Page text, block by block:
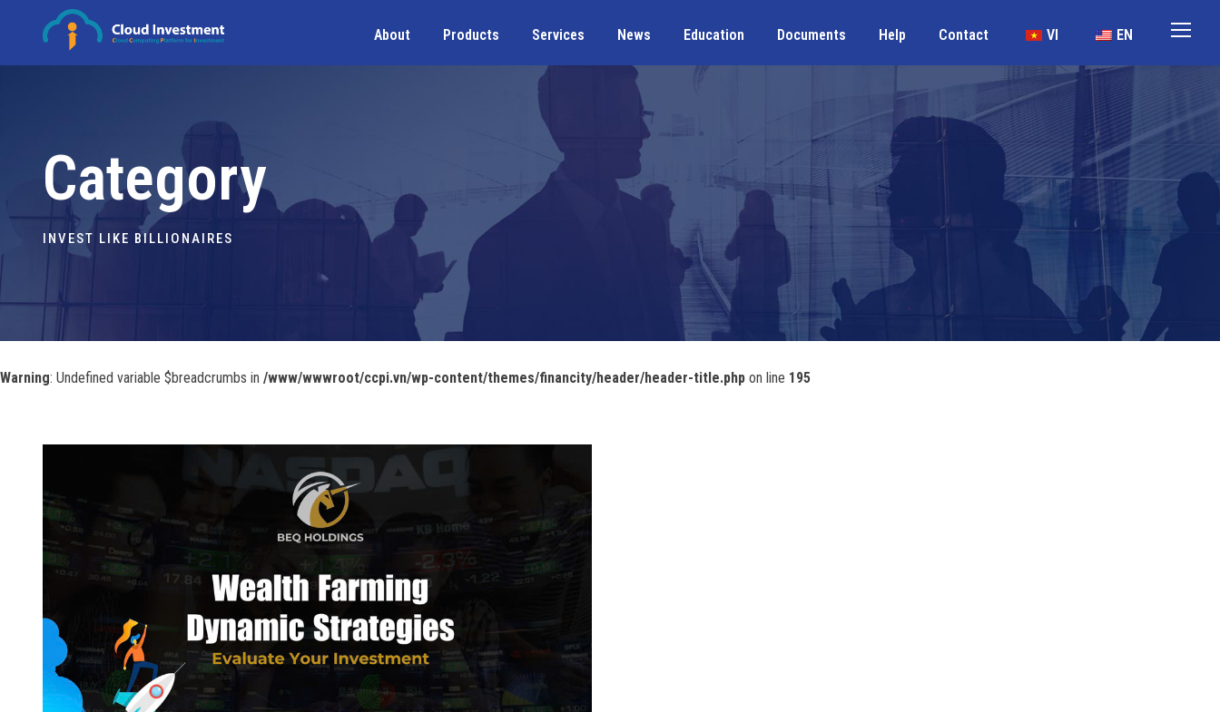
About Products Services News Education Documents Help Contact VI EN
Category
INVEST LIKE BILLIONAIRES
Warning: Undefined variable $breadcrumbs in /www/wwwroot/ccpi.vn/wp-content/themes/financity/header/header-title.php on line 195